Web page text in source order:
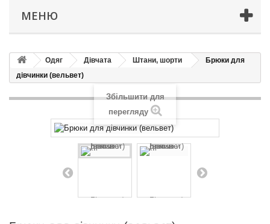
МЕНЮ
Одяг Дівчата Штани, шорти
Брюки для
дівчинки (вельвет)
Збільшити для
перегляду